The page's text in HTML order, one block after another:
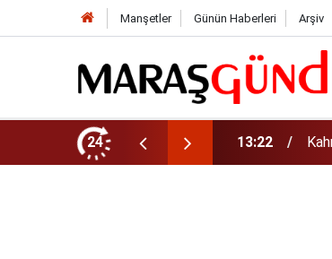
Manşetler Günün Haberleri Arşiv
24 13:17